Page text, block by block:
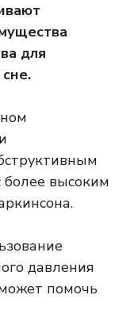
для
более высоким
давления
помочь